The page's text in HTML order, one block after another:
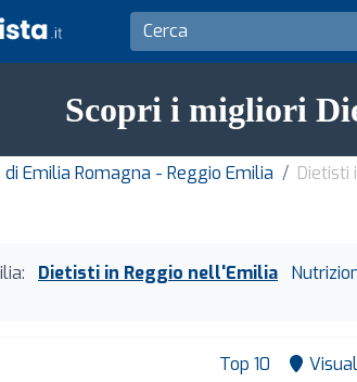
Scopri i migliori
Emilia Romagna - Reggio Emilia Dietisti
Dietisti in Reggio nell'Emilia
Top 10